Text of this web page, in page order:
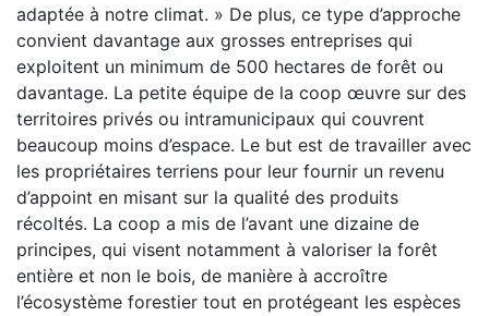
adaptée à notre climat. » De plus, ce type d’approche
convient davantage aux grosses entreprises qui
exploitent un minimum de 500 hectares de forêt ou
davantage. La petite équipe de la coop œuvre sur des
territoires privés ou intramunicipaux qui couvrent
beaucoup moins d’espace. Le but est de travailler avec
les propriétaires terriens pour leur fournir un revenu
d’appoint en misant sur la qualité des produits
récoltés. La coop a mis de l’avant une dizaine de
principes, qui visent notamment à valoriser la forêt
entière et non le bois, de manière à accroître
l’écosystème forestier tout en protégeant les espèces